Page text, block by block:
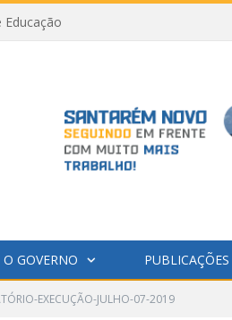
Educação
O GOVERNO PUBLICAÇÕES
EXECUÇÃO-JULHO-07-2019